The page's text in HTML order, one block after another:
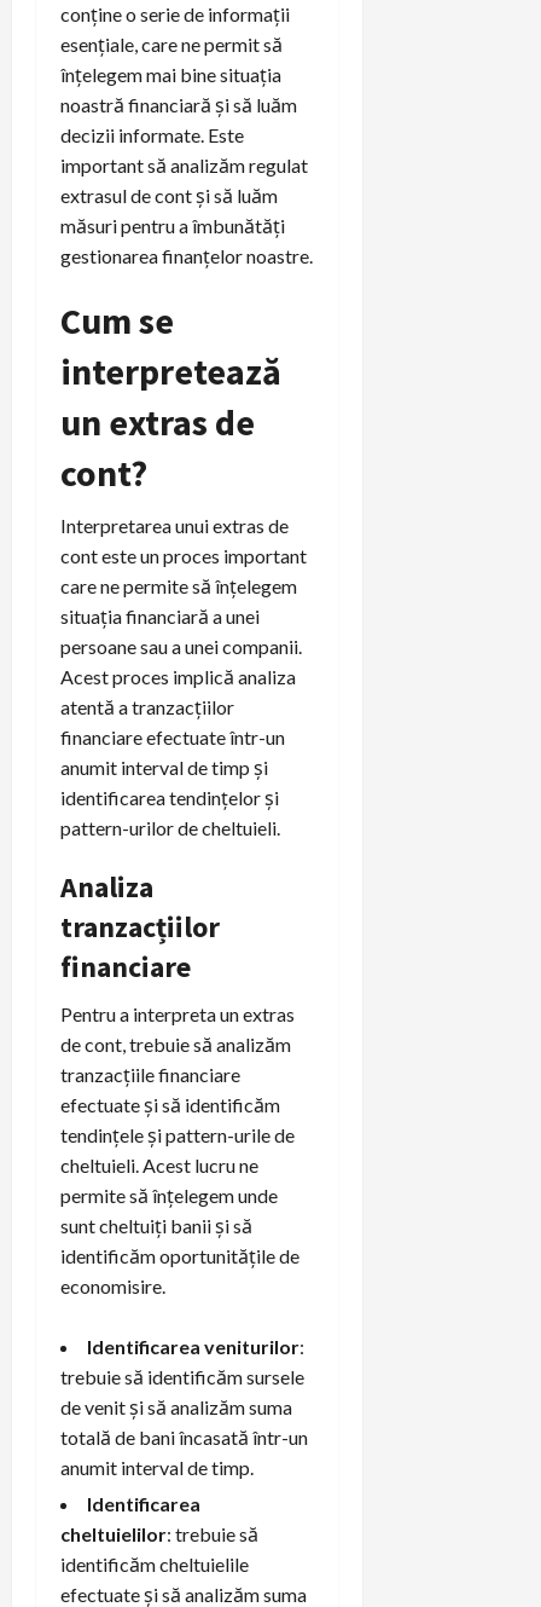
conține o serie de informații
esențiale, care ne permit să
înțelegem mai bine situația
noastră financiară și să luăm
decizii informate. Este
important să analizăm regulat
extrasul de cont și să luăm
măsuri pentru a îmbunătăți
gestionarea finanțelor noastre.
Cum se
interpretează
un extras de
cont?
Interpretarea unui extras de
cont este un proces important
care ne permite să înțelegem
situația financiară a unei
persoane sau a unei companii.
Acest proces implică analiza
atentă a tranzacțiilor
financiare efectuate într-un
anumit interval de timp și
identificarea tendințelor și
pattern-urilor de cheltuieli.
Analiza
tranzacțiilor
financiare
Pentru a interpreta un extras
de cont, trebuie să analizăm
tranzacțiile financiare
efectuate și să identificăm
tendințele și pattern-urile de
cheltuieli. Acest lucru ne
permite să înțelegem unde
sunt cheltuiți banii și să
identificăm oportunitățile de
economisire.
Identificarea veniturilor:
trebuie să identificăm sursele
de venit și să analizăm suma
totală de bani încasată într-un
anumit interval de timp.
Identificarea
cheltuielilor: trebuie să
identificăm cheltuielile
efectuate și să analizăm suma